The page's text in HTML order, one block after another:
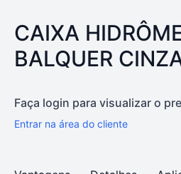
PRODUTO:
CAIXA
BALQUER
Faça login para visualizar o
Entrar na área do cliente